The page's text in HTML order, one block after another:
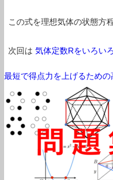
この式を理想気体の状態方
次回は 気体定数Rをいろい
最短で得点力を上げるための